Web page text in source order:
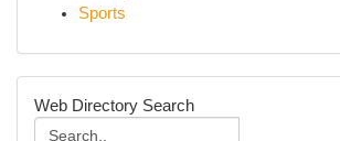
Sports
Web Directory Search